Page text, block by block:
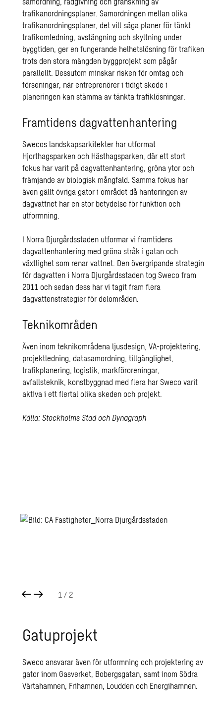
trafikanordningsplaner. Samordningen mellan olika
trafikanordningsplaner, det vill säga planer för tänkt
trafikomledning, avstängning och skyltning under
byggtiden, ger en fungerande helhetslösning för trafiken
trots den stora mängden byggprojekt som pågår
parallellt. Dessutom minskar risken för omtag och
förseningar, när entreprenörer i tidigt skede i
planeringen kan stämma av tänkta trafiklösningar.
Framtidens dagvattenhantering
Swecos landskapsarkitekter har utformat
Hjorthagsparken och Hästhagsparken, där ett stort
fokus har varit på dagvattenhantering, gröna ytor och
främjande av biologisk mångfald. Samma fokus har
även gällt övriga gator i området då hanteringen av
dagvattnet har en stor betydelse för funktion och
utformning.
I Norra Djurgårdsstaden utformar vi framtidens
dagvattenhantering med gröna stråk i gatan och
växtlighet som renar vattnet. Den övergripande strategin
för dagvatten i Norra Djurgårdsstaden tog Sweco fram
2011 och sedan dess har vi tagit fram flera
dagvattenstrategier för delområden.
Teknikområden
Även inom teknikområdena ljusdesign, VA-projektering,
projektledning, datasamordning, tillgänglighet,
trafikplanering, logistik, markföroreningar,
avfallsteknik, konstbyggnad med flera har Sweco varit
aktiva i ett flertal olika skeden och projekt.
Källa: Stockholms Stad och Dynagraph
1 / 2
Ga­tu­pro­jekt
Sweco ansvarar även för utformning och projektering av
gator inom Gasverket, Bobergsgatan, samt inom Södra
Värtahamnen, Frihamnen, Loudden och Energihamnen.